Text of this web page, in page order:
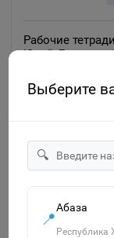
Выберите
🔍
📍
Абаза
Республика
Рабочие
Юрий Дорожин
Знайленд
105р.
+
-